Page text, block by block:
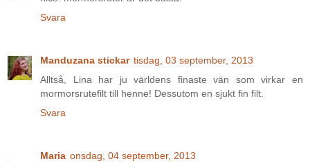
Svara
Manduzana stickar tisdag, 03 september, 2013
Alltså, Lina har ju världens finaste vän som virkar en
mormorsrutefilt till henne! Dessutom en sjukt fin filt.
Svara
Maria onsdag, 04 september, 2013